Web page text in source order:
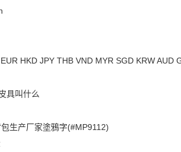
EUR HKD JPY THB VND MYR SGD KRWAUD
具叫什么
生产厂家塗鴉字(#MP9112)